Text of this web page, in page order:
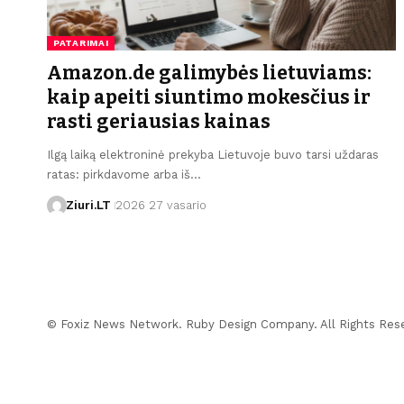
PATARIMAI
Amazon.de galimybės lietuviams:
kaip apeiti siuntimo mokesčius ir
rasti geriausias kainas
Ilgą laiką elektroninė prekyba Lietuvoje buvo tarsi uždaras
ratas: pirkdavome arba iš…
Ziuri.LT 2026 27 vasario
© Foxiz News Network. Ruby Design Company. All Rights